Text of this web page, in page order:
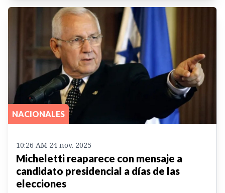
NACIONALES
10:26 AM 24 nov. 2025
Micheletti reaparece con mensaje a
candidato presidencial a días de las
elecciones